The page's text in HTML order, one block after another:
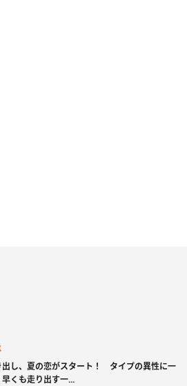
出し、夏の恋がスタート！ タイプの異性に一
くも走り出す一...